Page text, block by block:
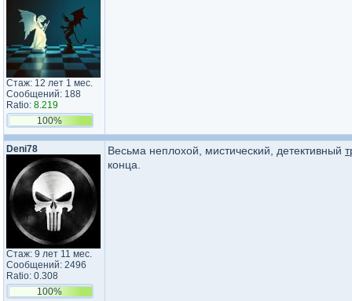
Стаж: 12 лет 1 мес.
Сообщений: 188
Ratio: 8.219
100%
Deni78
Стаж: 9 лет 11 мес.
Сообщений: 2496
Ratio: 0.308
100%
Весьма неплохой, мистический, детективный
конца.